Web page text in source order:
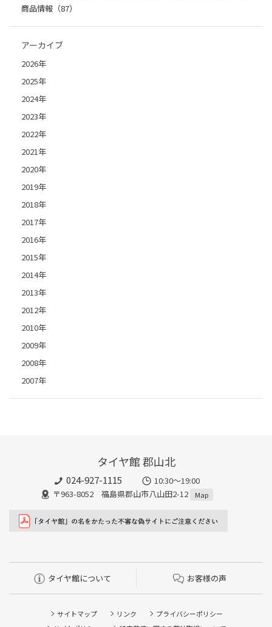
商品情報（87）
アーカイブ
2026年
2025年
2024年
2023年
2022年
2021年
2020年
2019年
2018年
2017年
2016年
2015年
2014年
2013年
2012年
2010年
2009年
2008年
2007年
タイヤ館 郡山北
024-927-1115
10:30〜19:00
〒963-8052 福島県郡山市八山田2-12
Map
タイヤ館について お客様の声
サイトマップ リンク
プライバシーポリシー